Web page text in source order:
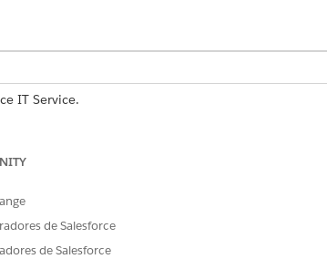
IT Service.
empleado:
de Salesforce
de Salesforce